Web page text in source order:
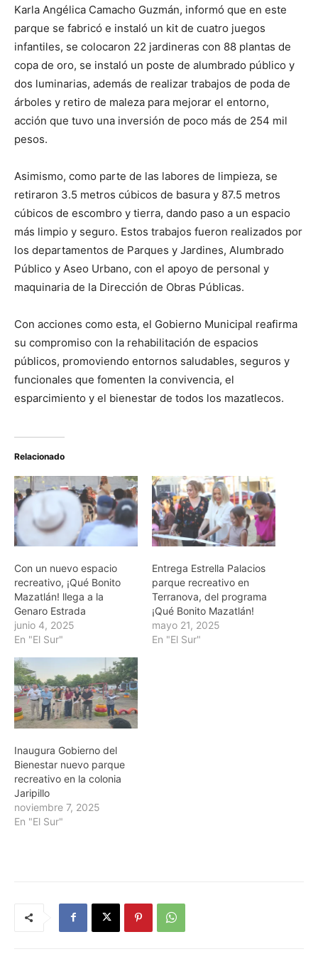
Karla Angélica Camacho Guzmán, informó que en este
parque se fabricó e instaló un kit de cuatro juegos
infantiles, se colocaron 22 jardineras con 88 plantas de
copa de oro, se instaló un poste de alumbrado público y
dos luminarias, además de realizar trabajos de poda de
árboles y retiro de maleza para mejorar el entorno,
acción que tuvo una inversión de poco más de 254 mil
pesos.
Asimismo, como parte de las labores de limpieza, se
retiraron 3.5 metros cúbicos de basura y 87.5 metros
cúbicos de escombro y tierra, dando paso a un espacio
más limpio y seguro. Estos trabajos fueron realizados por
los departamentos de Parques y Jardines, Alumbrado
Público y Aseo Urbano, con el apoyo de personal y
maquinaria de la Dirección de Obras Públicas.
Con acciones como esta, el Gobierno Municipal reafirma
su compromiso con la rehabilitación de espacios
públicos, promoviendo entornos saludables, seguros y
funcionales que fomenten la convivencia, el
esparcimiento y el bienestar de todos los mazatlecos.
Relacionado
Con un nuevo espacio
recreativo, ¡Qué Bonito
Mazatlán! llega a la
Genaro Estrada
junio 4, 2025
En "El Sur"
Entrega Estrella Palacios
parque recreativo en
Terranova, del programa
¡Qué Bonito Mazatlán!
mayo 21, 2025
En "El Sur"
Inaugura Gobierno del
Bienestar nuevo parque
recreativo en la colonia
Jaripillo
noviembre 7, 2025
En "El Sur"